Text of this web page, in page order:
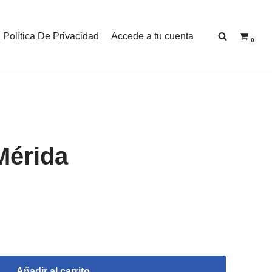
Política De Privacidad Accede a tu cuenta 0